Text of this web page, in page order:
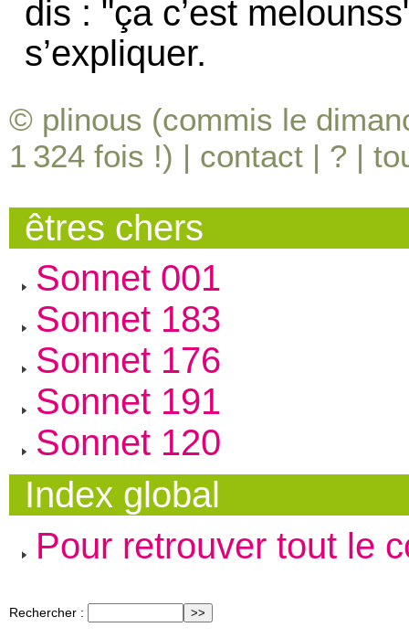
dis : "ça c’est
s’expliquer.
© plinous (commis le
1 324 fois !) | contact | ? |
êtres chers
Sonnet 001
Sonnet 183
Sonnet 176
Sonnet 191
Sonnet 120
Index global
Pour retrouver tout le
Rechercher :